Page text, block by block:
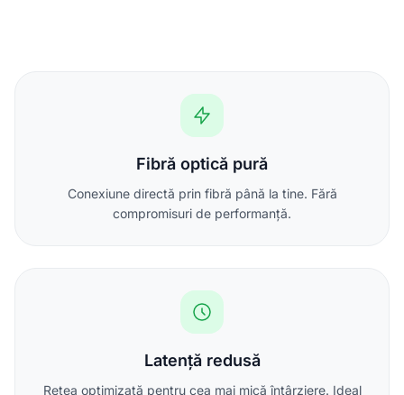
Fibră optică pură
Conexiune directă prin fibră până la tine. Fără
compromisuri de performanță.
Latență redusă
Rețea optimizată pentru cea mai mică întârziere. Ideal